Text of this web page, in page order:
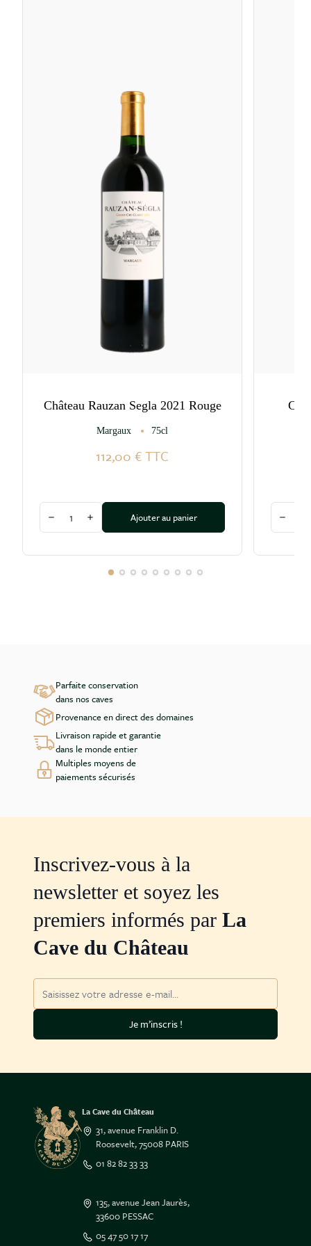
Château Rauzan Segla 2021 Rouge
Margaux 75cl
112,00 €TTC
Diminuer la quantité
Augmenter la quantité
Ajouter au panier
Parfaite conservation
dans nos caves
Provenance en direct des domaines
Livraison rapide et garantie
dans le monde entier
Multiples moyens de
paiements sécurisés
Inscrivez-vous à la
newsletter et soyez les
premiers informés par La
Cave du Château
Je m’inscris !
La Cave du Château
31, avenue Franklin D.
Roosevelt, 75008 PARIS
01 82 82 33 33
135, avenue Jean Jaurès,
33600 PESSAC
05 47 50 17 17